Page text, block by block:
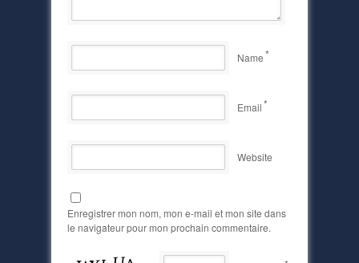
Name*
Email*
Website
Enregistrer mon nom, mon e-mail et mon site dans
le navigateur pour mon prochain commentaire.